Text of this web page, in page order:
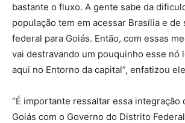
bastante o fluxo. A gente sabe da
população tem em acessar Brasília e de
federal para Goiás. Então, com essas
vai destravando um pouquinho esse nó
aqui no Entorno da capital”, enfatizou
“É importante ressaltar essa integração
Goiás com o Governo do Distrito